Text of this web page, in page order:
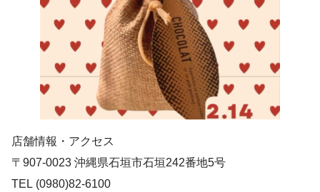
店舗情報・アクセス
〒907-0023 沖縄県石垣市石垣242番地5号
TEL (0980)82-6100